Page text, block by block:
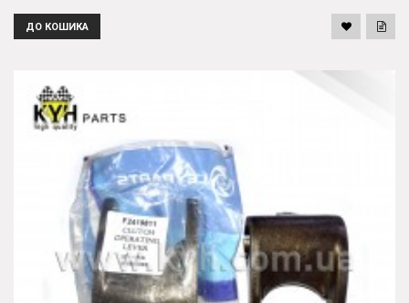
ДО КОШИКА